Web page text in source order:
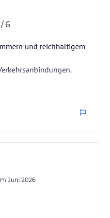
/ 6
und reichhaltigem
Juni 2026